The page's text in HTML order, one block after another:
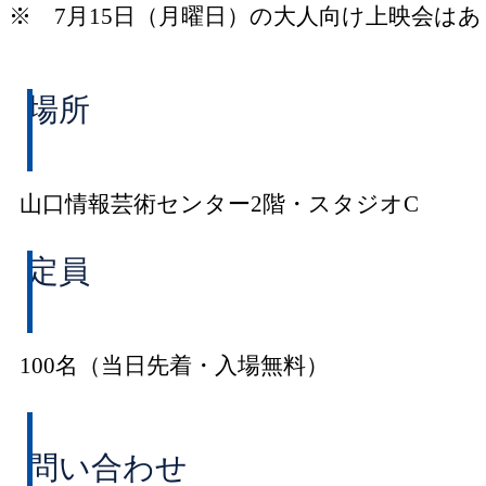
※ 7月15日（月曜日）の大人向け上映会はあ
場所
山口情報芸術センター2階・スタジオC
定員
100名（当日先着・入場無料）
問い合わせ